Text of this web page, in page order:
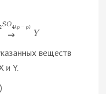
SO4( р − р)
→ Y
веществ
и Y.